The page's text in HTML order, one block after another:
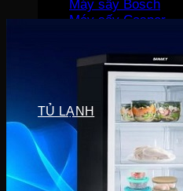
Máy sấy Bosch
Máy sấy Casper
Máy sấy Samsung
Máy sấy Whirlpool
Máy sấy Electrolux
TỦ LẠNH
Tủ lạnh LG
Tủ lạnh Aqua
Tủ lạnh Funiki
Tủ lạnh Sharp